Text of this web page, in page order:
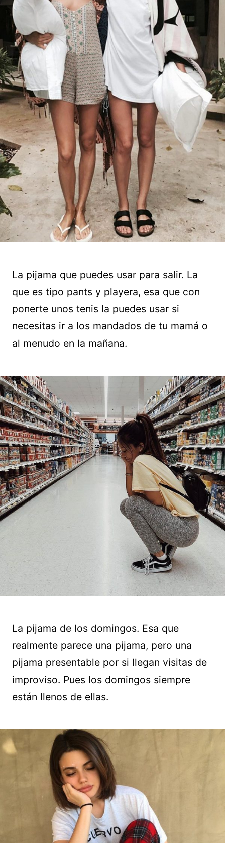
La pijama que puedes usar para salir. La
que es tipo pants y playera, esa que con
ponerte unos tenis la puedes usar si
necesitas ir a los mandados de tu mamá o
al menudo en la mañana.
La pijama de los domingos. Esa que
realmente parece una pijama, pero una
pijama presentable por si llegan visitas de
improviso. Pues los domingos siempre
están llenos de ellas.